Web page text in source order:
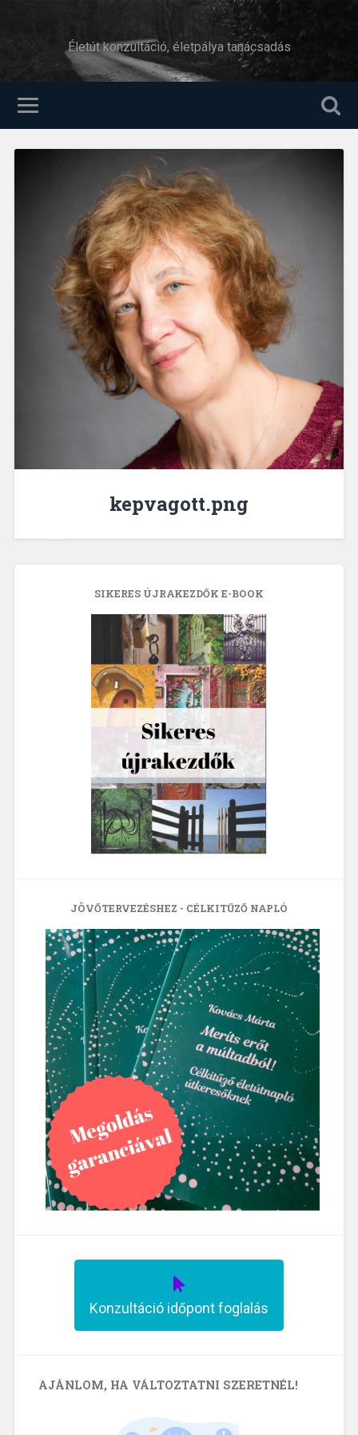
Életút konzultáció, életpálya tanácsadás
kepvagott.png
SIKERES ÚJRAKEZDŐK E-BOOK
JÖVŐTERVEZÉSHEZ - CÉLKITŰZŐ NAPLÓ
Konzultáció időpont foglalás
AJÁNLOM, HA VÁLTOZTATNI SZERETNÉL!